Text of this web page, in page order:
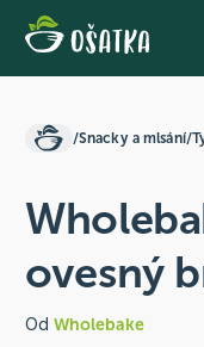
/Snacky a mlsání/
ovesný
Od Wholebake